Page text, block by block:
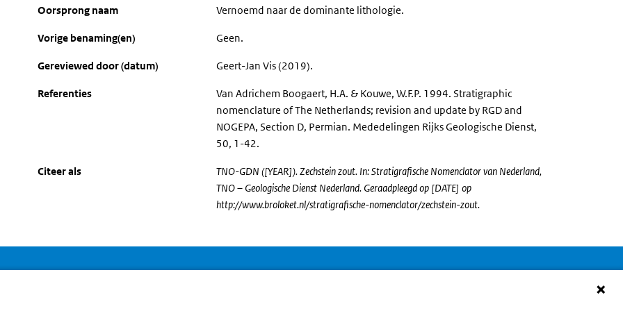
Oorsprong naam Vernoemd naar de dominante lithologie.
Vorige benaming(en) Geen.
Gereviewed door (datum) Geert-Jan Vis (2019).
Referenties
Van Adrichem Boogaert, H.A. & Kouwe, W.F.P. 1994. Stratigraphic
nomenclature of The Netherlands; revision and update by RGD and
NOGEPA, Section D, Permian. Mededelingen Rijks Geologische Dienst,
50, 1-42.
Citeer als
TNO-GDN ([YEAR]). Zechstein zout. In: Stratigrafische Nomenclator van Nederland,
TNO – Geologische Dienst Nederland. Geraadpleegd op [DATE] op
http://www.broloket.nl/stratigrafische-nomenclator/zechstein-zout.